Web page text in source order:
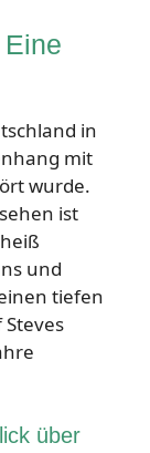
in
mit
wurde.
ist
und
tiefen
über